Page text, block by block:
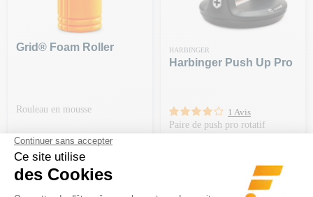
Grid® Foam Roller
Rouleau en mousse
Prix Normal
35,99 € -50%
Prix
18,00 €
HARBINGER
Harbinger Push Up Pro
1 Avis
Paire de push pro rotatif